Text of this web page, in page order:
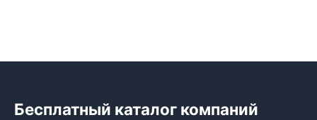
Бесплатный каталог компаний